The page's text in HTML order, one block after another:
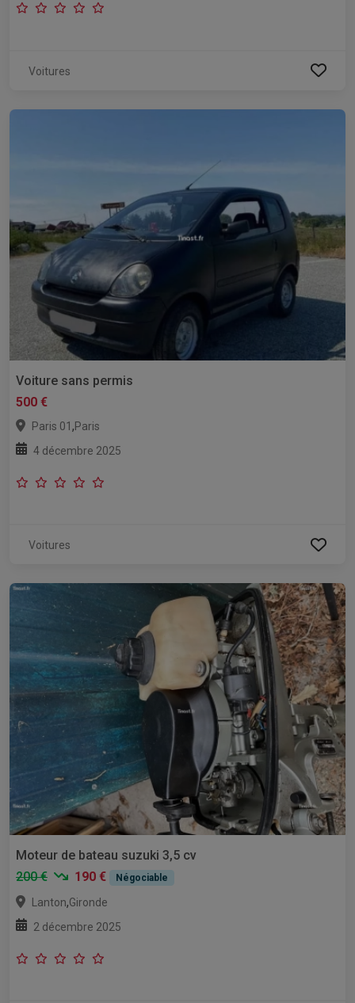
Voitures
Voiture sans permis
500 €
Paris 01 ,Paris
4 décembre 2025
Voitures
Moteur de bateau suzuki 3,5 cv
200 €
190 € Négociable
Lanton,Gironde
2 décembre 2025